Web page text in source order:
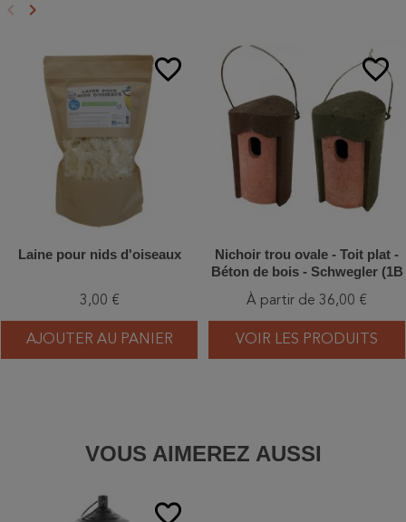
Précédent
keyboard_arrow_left Suivant
keyboard_arrow_right
favorite_border
Laine pour nids d'oiseaux
3,00 €
AJOUTER AU PANIER
favorite_border
Nichoir trou ovale - Toit plat -
Béton de bois - Schwegler (1B
À partir de 36,00 €
VOIR LES PRODUITS
VOUS AIMEREZ AUSSI
favorite_border